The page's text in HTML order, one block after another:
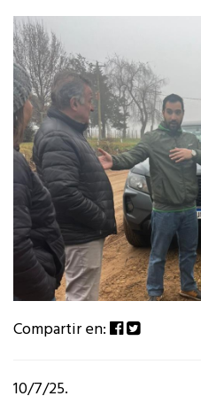
Compartir en:
10/7/25.